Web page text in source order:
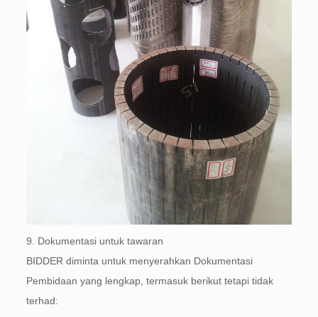
9. Dokumentasi untuk tawaran
BIDDER diminta untuk menyerahkan Dokumentasi
Pembidaan yang lengkap, termasuk berikut tetapi tidak
terhad: